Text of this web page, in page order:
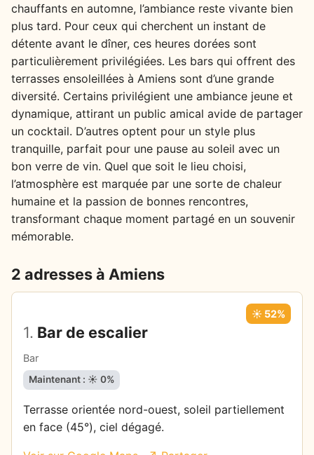
chauffants en automne, l’ambiance reste vivante bien
plus tard. Pour ceux qui cherchent un instant de
détente avant le dîner, ces heures dorées sont
particulièrement privilégiées. Les bars qui offrent des
terrasses ensoleillées à Amiens sont d’une grande
diversité. Certains privilégient une ambiance jeune et
dynamique, attirant un public amical avide de partager
un cocktail. D’autres optent pour un style plus
tranquille, parfait pour une pause au soleil avec un
bon verre de vin. Quel que soit le lieu choisi,
l’atmosphère est marquée par une sorte de chaleur
humaine et la passion de bonnes rencontres,
transformant chaque moment partagé en un souvenir
mémorable.
2 adresses à Amiens
1. Bar de escalier
Bar
☀️ 52%
Maintenant : ☀️ 0%
Terrasse orientée nord-ouest, soleil partiellement
en face (45°), ciel dégagé.